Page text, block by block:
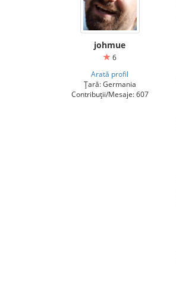
johmue
6
Arată profil
Țară: Germania
Contribuții/Mesaje: 607